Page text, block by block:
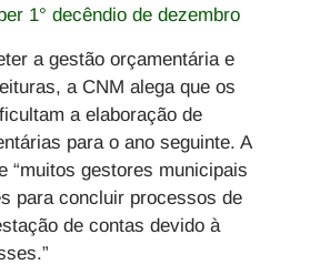
1° decêndio de dezembro
a gestão orçamentária e
a CNM alega que os
a elaboração de
para o ano seguinte. A
“muitos gestores municipais
para concluir processos de
de contas devido à